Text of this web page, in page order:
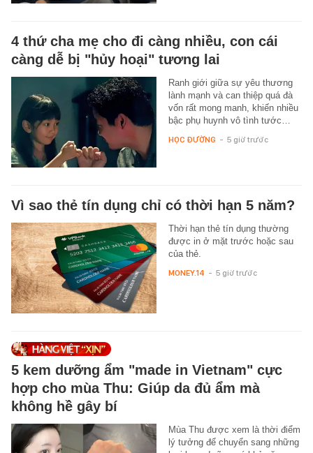
4 thứ cha mẹ cho đi càng nhiều, con cái
càng dễ bị "hủy hoại" tương lai
Ranh giới giữa sự yêu thương
lành mạnh và can thiệp quá đà
vốn rất mong manh, khiến nhiều
bậc phụ huynh vô tình tước…
HỌC ĐƯỜNG - 5 giờ trước
Vì sao thẻ tín dụng chỉ có thời hạn 5 năm?
Thời hạn thẻ tín dụng thường
được in ở mặt trước hoặc sau
của thẻ.
MONEY.14 - 5 giờ trước
5 kem dưỡng ẩm "made in Vietnam" cực
hợp cho mùa Thu: Giúp da đủ ẩm mà
không hề gây bí
Mùa Thu được xem là thời điểm
lý tưởng để chuyển sang những